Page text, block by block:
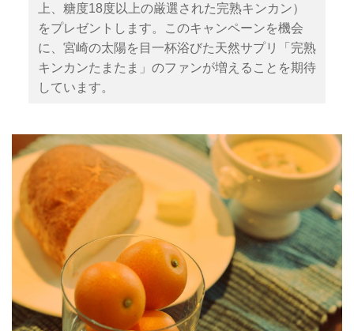
上、糖度18度以上の厳選された完熟キンカン）
をプレゼントします。このキャンペーンを機会
に、宮崎の太陽を目一杯浴びた天然サプリ「完熟
キンカンたまたま」のファンが増えることを期待
しています。